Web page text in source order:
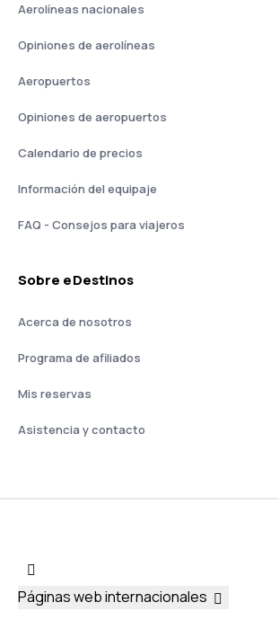
Aerolíneas nacionales
Opiniones de aerolíneas
Aeropuertos
Opiniones de aeropuertos
Calendario de precios
Información del equipaje
FAQ - Consejos para viajeros
Sobre eDestinos
Acerca de nosotros
Programa de afiliados
Mis reservas
Asistencia y contacto
Páginas web internacionales